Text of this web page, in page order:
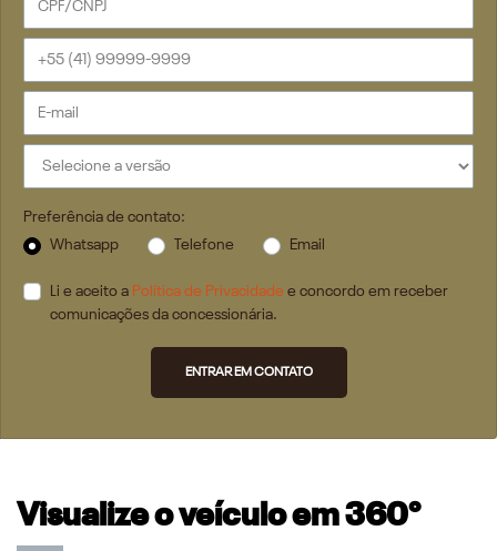
Preferência de contato:
Whatsapp
Telefone Email
Li e aceito a Política de Privacidade e concordo em receber
comunicações da concessionária.
ENTRAR EM CONTATO
Visualize o veículo em 360°